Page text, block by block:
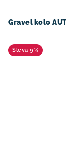
Gravel kolo
9 %